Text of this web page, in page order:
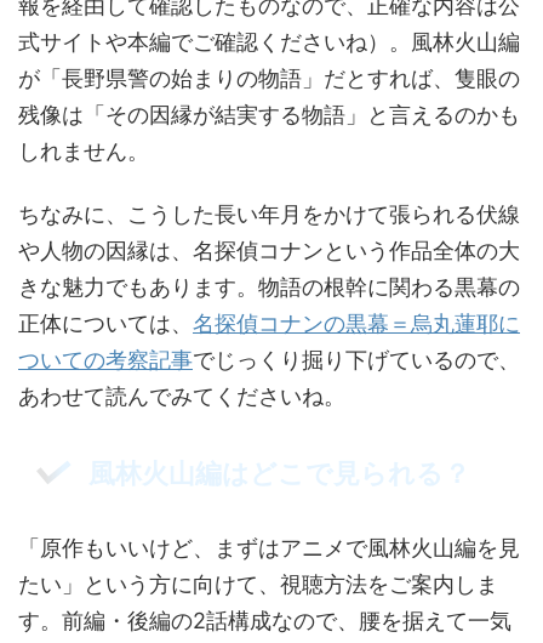
報を経由して確認したものなので、正確な内容は公
式サイトや本編でご確認くださいね）。風林火山編
が「長野県警の始まりの物語」だとすれば、隻眼の
残像は「その因縁が結実する物語」と言えるのかも
しれません。
ちなみに、こうした長い年月をかけて張られる伏線
や人物の因縁は、名探偵コナンという作品全体の大
きな魅力でもあります。物語の根幹に関わる黒幕の
正体については、 名探偵コナンの黒幕＝烏丸蓮耶に
ついての考察記事でじっくり掘り下げているので、
あわせて読んでみてくださいね。
風林火山編はどこで見られる？
「原作もいいけど、まずはアニメで風林火山編を見
たい」という方に向けて、視聴方法をご案内しま
す。前編・後編の2話構成なので、腰を据えて一気